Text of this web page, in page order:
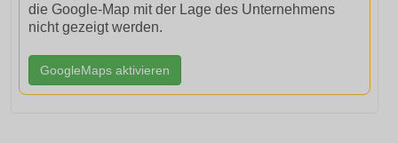
die Google-Map mit der Lage des Unternehmens
nicht gezeigt werden.
GoogleMaps aktivieren